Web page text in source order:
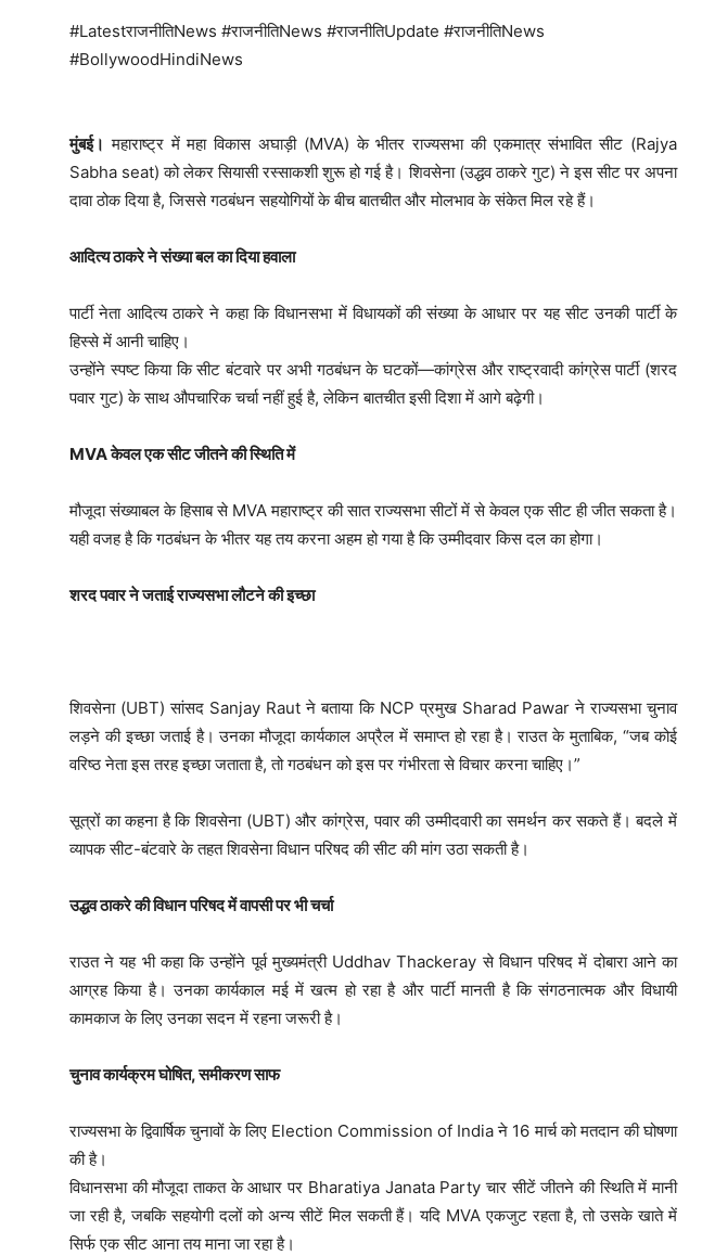
#LatestराजनीतिNews #राजनीतिNews #राजनीतिUpdate #राजनीतिNews
#BollywoodHindiNews
मुंबई। महाराष्ट्र में महा विकास अघाड़ी (MVA) के भीतर राज्यसभा की एकमात्र संभावित सीट (Rajya
Sabha seat) को लेकर सियासी रस्साकशी शुरू हो गई है। शिवसेना (उद्धव ठाकरे गुट) ने इस सीट पर अपना
दावा ठोक दिया है, जिससे गठबंधन सहयोगियों के बीच बातचीत और मोलभाव के संकेत मिल रहे हैं।
आदित्य ठाकरे ने संख्या बल का दिया हवाला
पार्टी नेता आदित्‍य ठाकरे ने कहा कि विधानसभा में विधायकों की संख्या के आधार पर यह सीट उनकी पार्टी के
हिस्से में आनी चाहिए।
उन्होंने स्पष्ट किया कि सीट बंटवारे पर अभी गठबंधन के घटकों—कांग्रेस और राष्ट्रवादी कांग्रेस पार्टी (शरद
पवार गुट) के साथ औपचारिक चर्चा नहीं हुई है, लेकिन बातचीत इसी दिशा में आगे बढ़ेगी।
MVA केवल एक सीट जीतने की स्थिति में
मौजूदा संख्याबल के हिसाब से MVA महाराष्ट्र की सात राज्यसभा सीटों में से केवल एक सीट ही जीत सकता है।
यही वजह है कि गठबंधन के भीतर यह तय करना अहम हो गया है कि उम्मीदवार किस दल का होगा।
शरद पवार ने जताई राज्यसभा लौटने की इच्छा
शिवसेना (UBT) सांसद Sanjay Raut ने बताया कि NCP प्रमुख Sharad Pawar ने राज्यसभा चुनाव
लड़ने की इच्छा जताई है। उनका मौजूदा कार्यकाल अप्रैल में समाप्त हो रहा है। राउत के मुताबिक, “जब कोई
वरिष्ठ नेता इस तरह इच्छा जताता है, तो गठबंधन को इस पर गंभीरता से विचार करना चाहिए।”
सूत्रों का कहना है कि शिवसेना (UBT) और कांग्रेस, पवार की उम्मीदवारी का समर्थन कर सकते हैं। बदले में
व्यापक सीट-बंटवारे के तहत शिवसेना विधान परिषद की सीट की मांग उठा सकती है।
उद्धव ठाकरे की विधान परिषद में वापसी पर भी चर्चा
राउत ने यह भी कहा कि उन्होंने पूर्व मुख्यमंत्री Uddhav Thackeray से विधान परिषद में दोबारा आने का
आग्रह किया है। उनका कार्यकाल मई में खत्म हो रहा है और पार्टी मानती है कि संगठनात्मक और विधायी
कामकाज के लिए उनका सदन में रहना जरूरी है।
चुनाव कार्यक्रम घोषित, समीकरण साफ
राज्यसभा के द्विवार्षिक चुनावों के लिए Election Commission of India ने 16 मार्च को मतदान की घोषणा
की है।
विधानसभा की मौजूदा ताकत के आधार पर Bharatiya Janata Party चार सीटें जीतने की स्थिति में मानी
जा रही है, जबकि सहयोगी दलों को अन्य सीटें मिल सकती हैं। यदि MVA एकजुट रहता है, तो उसके खाते में
सिर्फ एक सीट आना तय माना जा रहा है।